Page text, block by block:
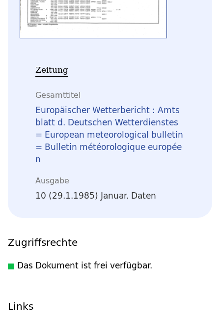
Zeitung
Gesamttitel
Europäischer Wetterbericht : Amts
blatt d. Deutschen Wetterdienstes
= European meteorological bulletin
= Bulletin météorologique europée
n
Ausgabe
10 (29.1.1985) Januar. Daten
Zugriffsrechte
Das Dokument ist frei verfügbar.
Links